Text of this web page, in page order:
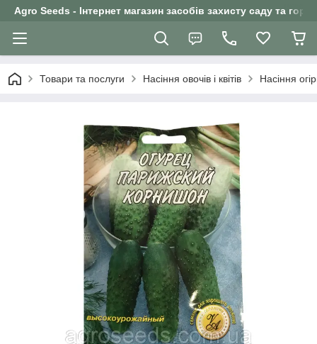
Agro Seeds - Інтернет магазин засобів захисту саду та
Товари та послуги Насіння овочів і квітів Насіння